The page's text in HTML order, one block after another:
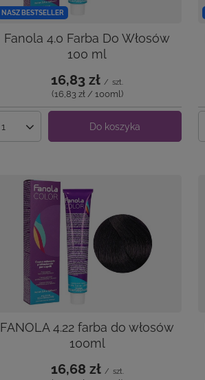
NASZ BESTSELLER
Fanola 4.0 Farba Do Włosów
100 ml
16,83 zł / szt.
(16,83 zł / 100ml)
Ilość produktów Do koszyka
FANOLA 4.22 farba do włosów
100ml
16,68 zł / szt.